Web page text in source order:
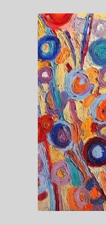
Obrazy abstrakcyjne
Tarot
Wabi sabi
Aukcja
O mnie
GalleryStore